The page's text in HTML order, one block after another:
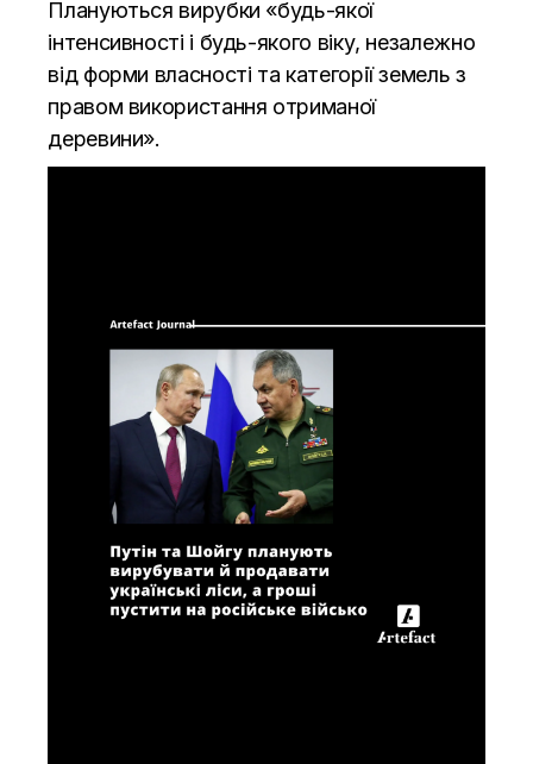
Плануються вирубки «будь-якої
інтенсивності і будь-якого віку, незалежно
від форми власності та категорії земель з
правом використання отриманої
деревини».